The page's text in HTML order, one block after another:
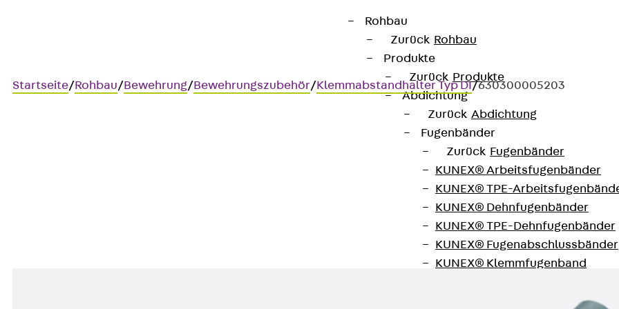
Rohbau
Zurück Rohbau
Produkte
Zurück Produkte
Abdichtung
Zurück Abdichtung
Fugenbänder
Zurück Fugenbänder
KUNEX® Arbeitsfugenbänder
KUNEX® TPE-
KUNEX® Dehnfugenbänder
KUNEX® TPE-Dehnfugenbänder
KUNEX® Fugenabschlussbänder
KUNEX® Klemmfugenband
Startseite/Rohbau/Bewehrung/Bewehrungszubehör/Klemmabstandhalter Typ DI/630300005203
Kunststoff-Abstandhalter für vertikale Bewehrung